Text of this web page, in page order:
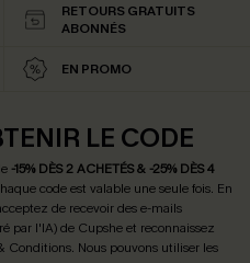
RETOURS GRATUITS
ABONNÉS
EN PROMO
LE CODE
-15% DÈS 2 ACHETÉS & -25% DÈS 4
code est valable une seule fois. En
de recevoir des e-mails
par l'IA) de Cupshe et reconnaissez
Conditions. Nous pouvons utiliser les